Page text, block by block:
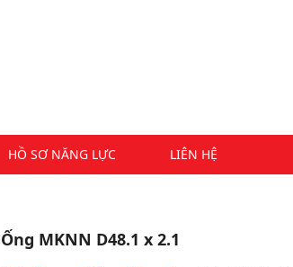
HỒ SƠ NĂNG LỰC LIÊN HỆ
Ống MKNN D48.1 x 2.1